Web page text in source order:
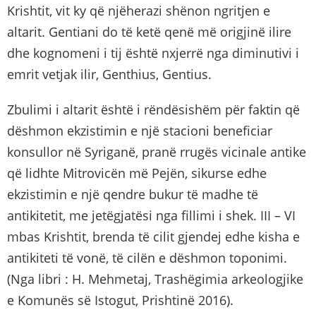
Krishtit, vit ky që njëherazi shënon ngritjen e
altarit. Gentiani do të ketë qenë më origjinë ilire
dhe kognomeni i tij është nxjerrë nga diminutivi i
emrit vetjak ilir, Genthius, Gentius.
Zbulimi i altarit është i rëndësishëm për faktin që
dëshmon ekzistimin e një stacioni beneficiar
konsullor në Syriganë, pranë rrugës vicinale antike
që lidhte Mitrovicën më Pejën, sikurse edhe
ekzistimin e një qendre bukur të madhe të
antikitetit, me jetëgjatësi nga fillimi i shek. III – VI
mbas Krishtit, brenda të cilit gjendej edhe kisha e
antikiteti të vonë, të cilën e dëshmon toponimi.
(Nga libri : H. Mehmetaj, Trashëgimia arkeologjike
e Komunës së Istogut, Prishtinë 2016).